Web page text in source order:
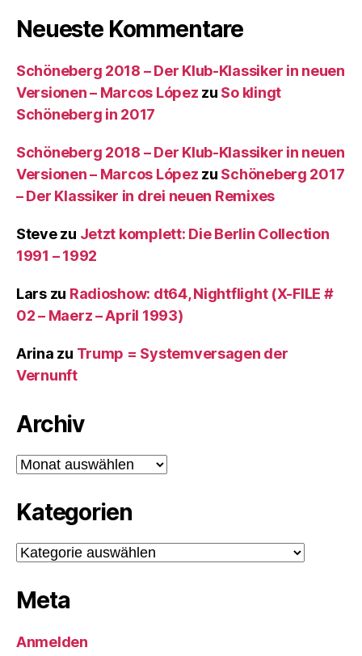
Neueste Kommentare
Schöneberg 2018 – Der Klub-Klassiker in neuen
Versionen – Marcos López zu So klingt
Schöneberg in 2017
Schöneberg 2018 – Der Klub-Klassiker in neuen
Versionen – Marcos López zu Schöneberg 2017
– Der Klassiker in drei neuen Remixes
Stevezu Jetzt komplett: Die Berlin Collection
1991 – 1992
Larszu Radioshow: dt64, Nightflight (X-FILE #
02 – Maerz – April 1993)
Arina zu Trump = Systemversagen der
Vernunft
Archiv
Archiv
Kategorien
Kategorien
Meta
Anmelden